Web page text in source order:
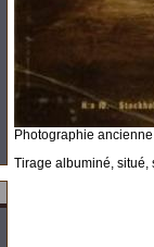
Photographie
Tirage albuminé, situé,